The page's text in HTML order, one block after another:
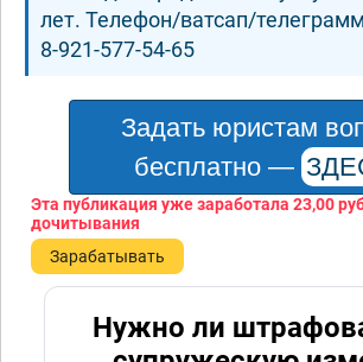
лет. Телефон/ватсап/
8-921-577-54-65
Задать юристам
бесплатно —
Эта публикация уже заработала 23,00
дочитывания
Зарабатывать
Нужно ли